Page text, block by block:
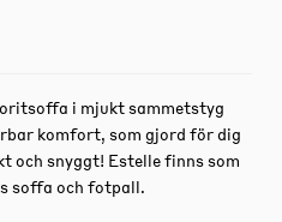
i mjukt sammetstyg
komfort, som gjord för dig
och snyggt! Estelle finns som
soffa och fotpall.